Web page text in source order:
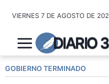
contenido
VIERNES 7 DE AGOSTO DE
DIARIO
GOBIERNO TERMINADO